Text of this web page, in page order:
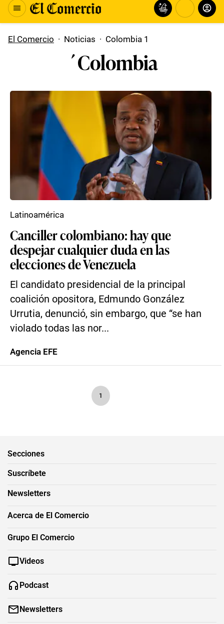
El Comercio · Noticias · Colombia 1
´Colombia
Canciller colombiano: hay que
despejar cualquier duda en las
elecciones de Venezuela
El candidato presidencial de la principal
coalición opositora, Edmundo González
Urrutia, denunció, sin embargo, que “se han
violado todas las nor...
Latinoamérica
Agencia EFE
1
Secciones
Suscríbete
Newsletters
Acerca de El Comercio
Grupo El Comercio
Videos
Podcast
Newsletters